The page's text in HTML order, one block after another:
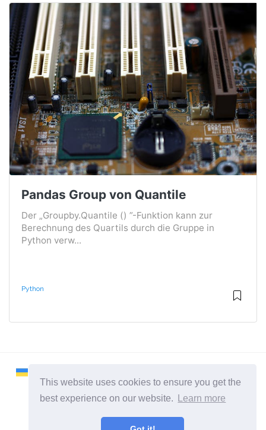
This website uses cookies to ensure you get the
best experience on our website.
Learn more
Pandas Group von Quantile
Der „Groupby.Quantile () ”-Funktion kann zur
Berechnung des Quartils durch die Gruppe in
Python verw...
Python
2026 ©Remontcompa